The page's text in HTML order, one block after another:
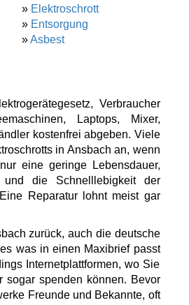
» Elektroschrott
» Entsorgung
»Asbest
Verbraucher
Laptops, Mixer,
kostenfrei abgeben. Viele
in Ansbach an, wenn
eine geringe Lebensdauer,
die Schnelllebigkeit der
Reparatur lohnt meist gar
zurück, auch die deutsche
was in einen Maxibrief passt
Internetplattformen, wo Sie
sogar spenden können. Bevor
Freunde und Bekannte, oft